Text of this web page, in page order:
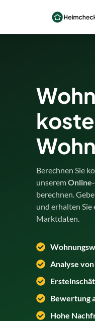
Berechnen Sie
unserem
berechnen.
und erhalten
Marktdaten.
Analyse von
Bewertung
Hohe